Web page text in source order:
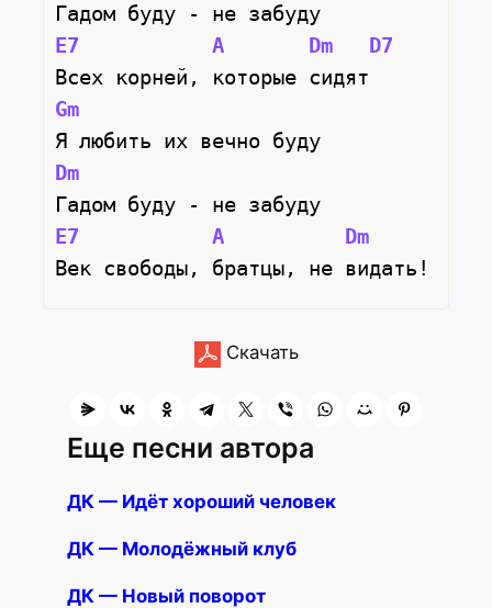
Гадом буду - не забуду
E7
A Dm
D7
Всех корней, которые сидят
Gm
Я любить их вечно буду
Dm
Гадом буду - не забуду
E7
A
Dm
Век свободы, братцы, не видать!
Скачать
Еще песни автора
ДК — Идёт хороший человек
ДК — Молодёжный клуб
ДК — Новый поворот